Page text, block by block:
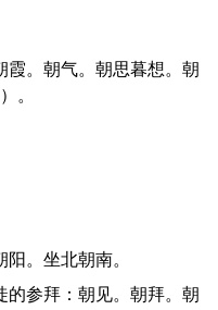
。
阳。坐北朝南。